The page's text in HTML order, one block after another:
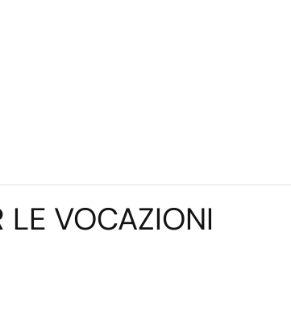
LE VOCAZIONI